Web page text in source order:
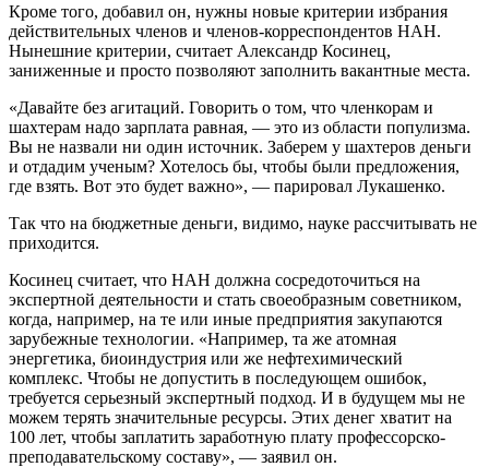
Кроме того, добавил он, нужны новые критерии избрания
действительных членов и членов-корреспондентов НАН.
Нынешние критерии, считает Александр Косинец,
заниженные и просто позволяют заполнить вакантные места.
«Давайте без агитаций. Говорить о том, что членкорам и
шахтерам надо зарплата равная, — это из области популизма.
Вы не назвали ни один источник. Заберем у шахтеров деньги
и отдадим ученым? Хотелось бы, чтобы были предложения,
где взять. Вот это будет важно», — парировал Лукашенко.
Так что на бюджетные деньги, видимо, науке рассчитывать не
приходится.
Косинец считает, что НАН должна сосредоточиться на
экспертной деятельности и стать своеобразным советником,
когда, например, на те или иные предприятия закупаются
зарубежные технологии. «Например, та же атомная
энергетика, биоиндустрия или же нефтехимический
комплекс. Чтобы не допустить в последующем ошибок,
требуется серьезный экспертный подход. И в будущем мы не
можем терять значительные ресурсы. Этих денег хватит на
100 лет, чтобы заплатить заработную плату профессорско-
преподавательскому составу», — заявил он.